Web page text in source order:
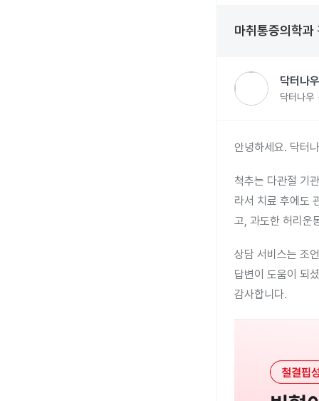
마취통증의학과
닥터나
닥터나우
안녕하세요. 닥터
척추는 다관절 기
라서 치료 후에도
고, 과도한 허리운
상담 서비스는 조
답변이 도움이 되
감사합니다.